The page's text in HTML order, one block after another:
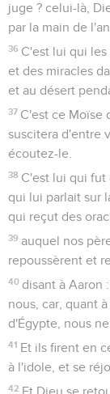
juge ? celui-là,
par la main de
36 C'est lui qui
et des miracles
et au désert
37 C'est ce Moïse
suscitera d'entre
écoutez-le.
38 C'est lui qui fut
qui lui parlait sur
qui reçut des
39 auquel nos
repoussèrent et
40 disant à Aaron
nous, car, quant
d'Égypte, nous
41 Et ils firent en
à l'idole, et se
42 Et Dieu se